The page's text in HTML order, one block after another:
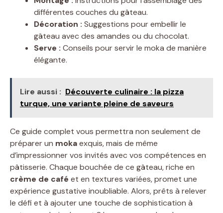
différentes couches du gâteau.
Décoration : Suggestions pour embellir le
gâteau avec des amandes ou du chocolat.
Serve : Conseils pour servir le moka de manière
élégante.
Lire aussi : Découverte culinaire : la pizza
turque, une variante pleine de saveurs
Ce guide complet vous permettra non seulement de
préparer un mokaexquis, mais de même
d’impressionner vos invités avec vos compétences en
pâtisserie. Chaque bouchée de ce gâteau, riche en
crème de café et en textures variées, promet une
expérience gustative inoubliable. Alors, prêts à relever
le défi et à ajouter une touche de sophistication à